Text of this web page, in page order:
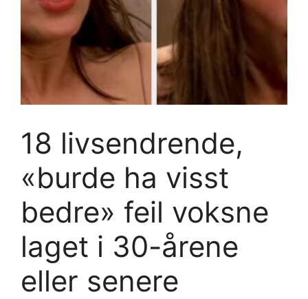
18 livsendrende,
«burde ha visst
bedre» feil voksne
laget i 30-årene
eller senere